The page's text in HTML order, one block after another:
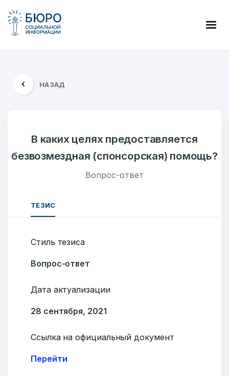
НАЗАД
В каких целях предоставляется
безвозмездная (спонсорская) помощь?
Вопрос-ответ
ТЕЗИС
Стиль тезиса
Вопрос-ответ
Дата актуализации
28 сентября, 2021
Ссылка на официальный документ
Перейти